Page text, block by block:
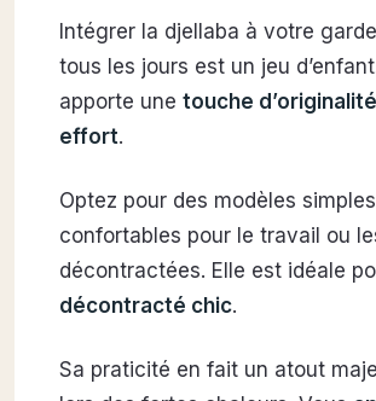
Intégrer la djellaba à votre
tous les jours est un jeu
apporte une touche
effort.
Optez pour des modèles
confortables pour le travail ou
décontractées. Elle est idéale
décontracté chic.
Sa praticité en fait un atout